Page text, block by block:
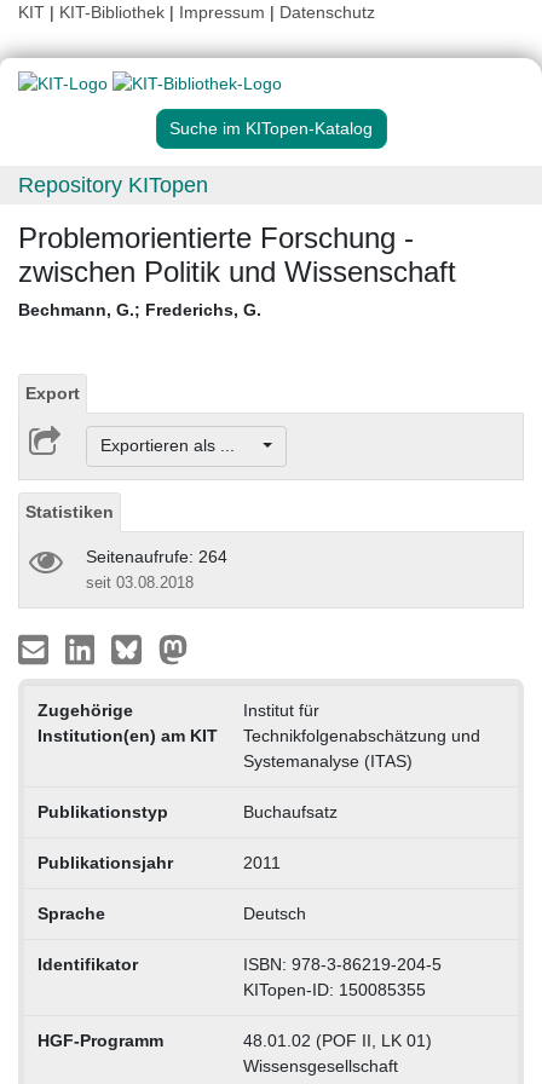
KIT | KIT-Bibliothek | Impressum | Datenschutz
Suche im KITopen-Katalog
Repository KITopen
Problemorientierte Forschung -
zwischen Politik und Wissenschaft
Bechmann, G.; Frederichs, G.
Export
Exportieren als ...
Statistiken
Seitenaufrufe: 264
seit 03.08.2018
Zugehörige
Institution(en) am KIT
Institut für
Technikfolgenabschätzung und
Systemanalyse (ITAS)
Publikationstyp Buchaufsatz
Publikationsjahr 2011
Sprache Deutsch
Identifikator
ISBN: 978-3-86219-204-5
KITopen-ID: 150085355
HGF-Programm
48.01.02 (POF II, LK 01)
Wissensgesellschaft